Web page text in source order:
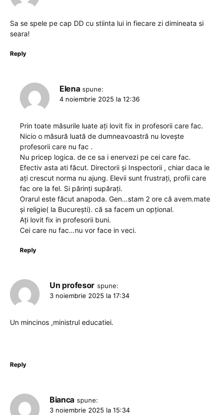
Sa se spele pe cap DD cu stiinta lui in fiecare zi dimineata si
seara!
Reply
Elena spune:
4 noiembrie 2025 la 12:36
Prin toate măsurile luate ați lovit fix in profesorii care fac.
Nicio o măsură luată de dumneavoastră nu lovește
profesorii care nu fac .
Nu pricep logica. de ce sa i enervezi pe cei care fac.
Efectiv asta ati făcut. Directorii și Inspectorii , chiar daca le
ați crescut norma nu ajung. Elevii sunt frustrați, profii care
fac ore la fel. Si părinți supărați.
Orarul este făcut anapoda. Gen…stam 2 ore că avem.mate
și religie( la București). că sa facem un opțional.
Ați lovit fix in profesorii buni.
Cei care nu fac…nu vor face in veci.
Reply
Un profesor spune:
3 noiembrie 2025 la 17:34
Un mincinos ,ministrul educatiei.
Reply
Bianca spune:
3 noiembrie 2025 la 15:34